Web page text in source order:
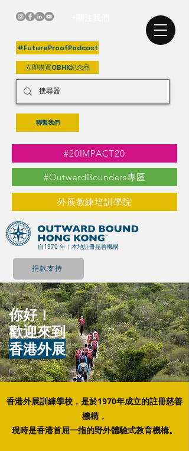
#FutureProofPodcast
立即購買OBHK紀念品
聯繫我們
#20IMPACT20
#OutwardBounders專區
外展教練培訓學院
自1970 年︳本地註冊慈善機構
捐款支持
​你好！
歡迎來到
香港外展
香港外展訓練學校， 是於1970年成立的註冊慈善
機構，
現時是香港首屈一指的野外體驗式教育機構。